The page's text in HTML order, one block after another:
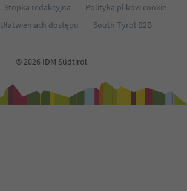
Stopka redakcyjna
Polityka plików cookie
Ułatwieniach dostępu South Tyrol B2B
© 2026 IDM Südtirol